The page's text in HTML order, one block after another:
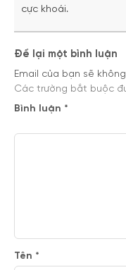
cực khoái.
Để lại một bình luận
Email của bạn sẽ
Các trường bắt buộc
Bình luận *
Tên *